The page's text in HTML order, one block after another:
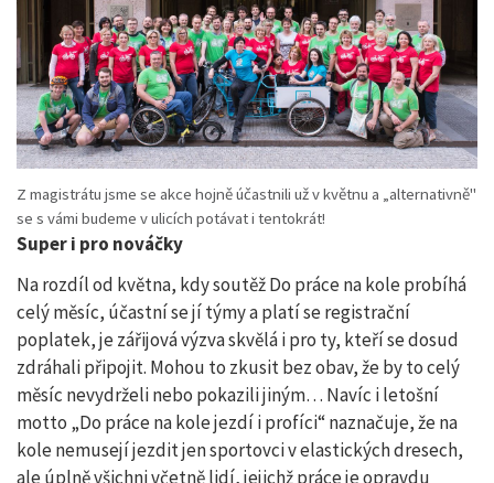
Z magistrátu jsme se akce hojně účastnili už v květnu a „alternativně"
se s vámi budeme v ulicích potávat i tentokrát!
Super i pro nováčky
Na rozdíl od května, kdy soutěž Do práce na kole probíhá
celý měsíc, účastní se jí týmy a platí se registrační
poplatek, je zářijová výzva skvělá i pro ty, kteří se dosud
zdráhali připojit. Mohou to zkusit bez obav, že by to celý
měsíc nevydrželi nebo pokazili jiným… Navíc i letošní
motto „Do práce na kole jezdí i profíci“ naznačuje, že na
kole nemusejí jezdit jen sportovci v elastických dresech,
ale úplně všichni včetně lidí, jejichž práce je opravdu